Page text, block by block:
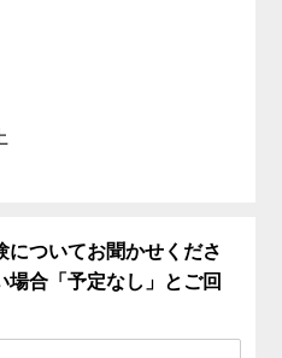
についてお聞かせくださ
場合「予定なし」とご回